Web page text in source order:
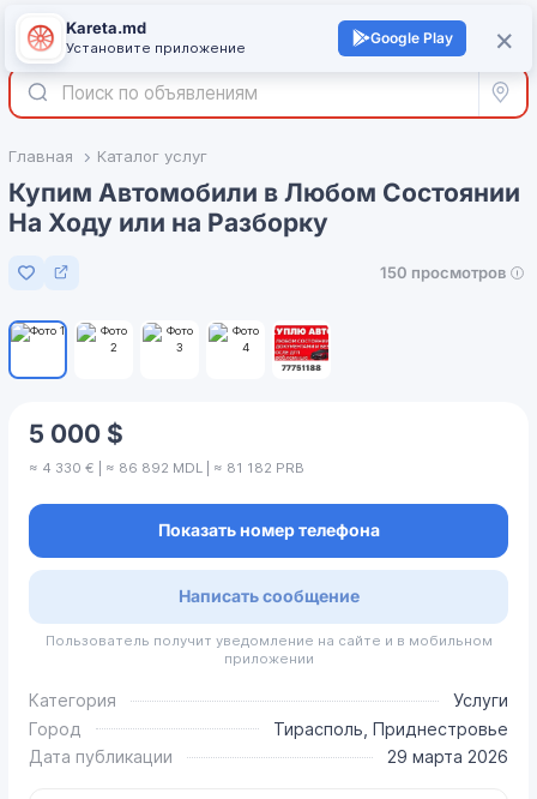
Войти +
Все
Главная Каталог услуг
Купим Автомобили в Любом Состоянии
На Ходу или на Разборку
Добавить в избранное
150 просмотров
5 000 $
≈ 4 330 € | ≈ 86 892 MDL | ≈ 81 182 PRB
Показать номер телефона
Написать сообщение
Пользователь получит уведомление на сайте и в мобильном
приложении
Категория
Услуги
Город
Тирасполь, Приднестровье
Дата публикации
29 марта 2026
×
Kareta.md
Установите приложение
Google Play